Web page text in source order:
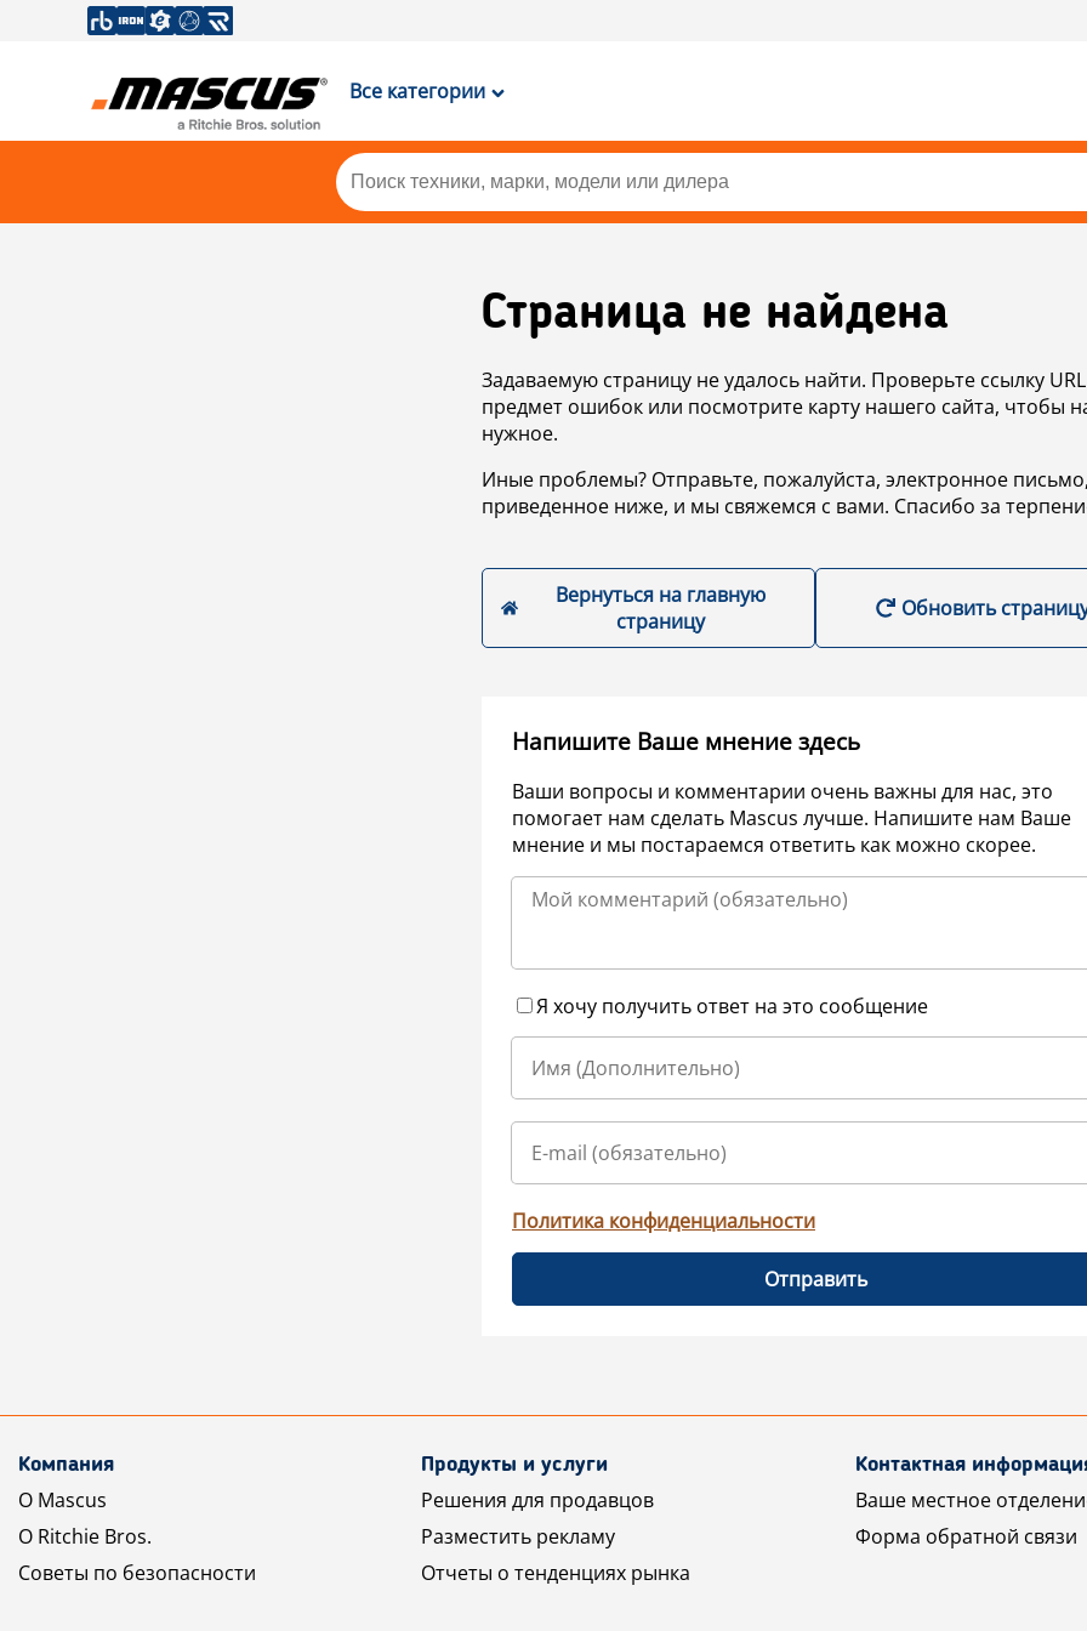
Все категории
Страница не найдена
Задаваемую страницу не удалось найти. Проверьте ссылку
предмет ошибок или посмотрите карту нашего сайта, чтобы
нужное.
Иные проблемы? Отправьте, пожалуйста, электронное
приведенное ниже, и мы свяжемся с вами. Спасибо за
Вернуться на главную
страницу
Обновить
Напишите Ваше мнение здесь
Ваши вопросы и комментарии очень важны для нас, это
помогает нам сделать Mascus лучше. Напишите нам Ваше
мнение и мы постараемся ответить как можно скорее.
Я хочу получить ответ на это сообщение
Политика конфиденциальности
Отправить
Компания
О Mascus
О Ritchie Bros.
Советы по безопасности
Продукты и услуги
Решения для продавцов
Разместить рекламу
Отчеты о тенденциях рынка
Контактная
Ваше местное
Форма обратной связи